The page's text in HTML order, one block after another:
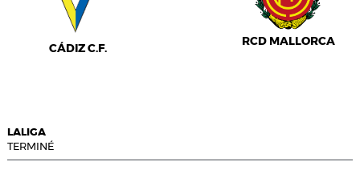
CÁDIZ C.F.
RCD MALLORCA
LALIGA
TERMINÉ